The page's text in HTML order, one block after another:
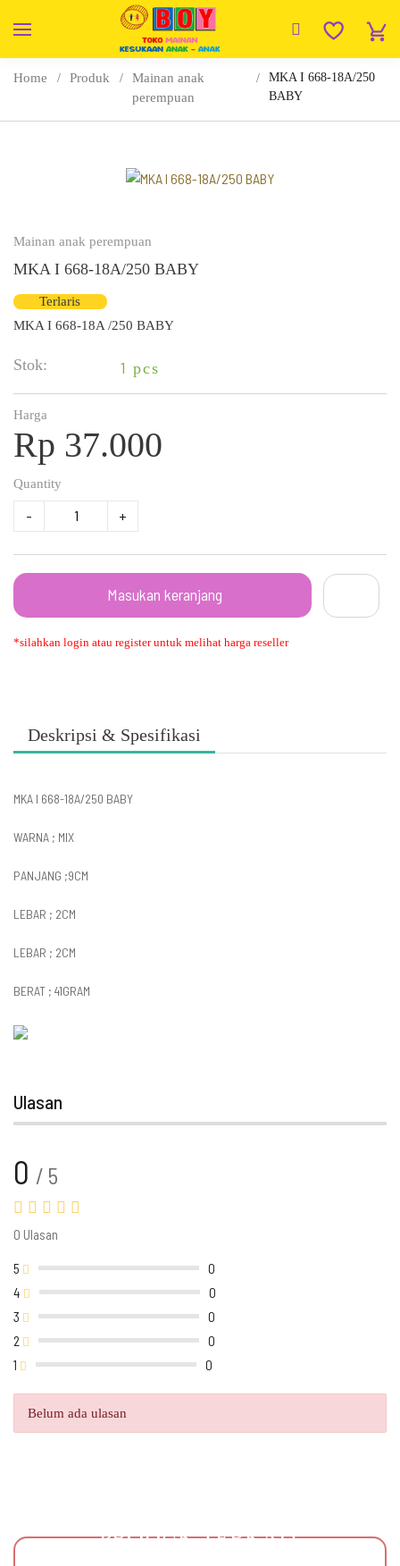
Home Produk
Mainan anak
perempuan
MKA I 668-18A/250
BABY
Mainan anak perempuan
MKA I 668-18A/250 BABY
Terlaris
MKA I 668-18A /250 BABY
Stok: 1 pcs
Harga
Rp 37.000
Quantity
- +
Masukan keranjang
*silahkan login atau register untuk melihat harga reseller
Deskripsi & Spesifikasi
MKA I 668-18A/250 BABY
WARNA ; MIX
PANJANG ;9CM
LEBAR ; 2CM
LEBAR ; 2CM
BERAT ; 41GRAM
Ulasan
0 / 5
0 Ulasan
5
0
4
0
3
0
2
0
1
0
Belum ada ulasan
PRODUK TERKAIT